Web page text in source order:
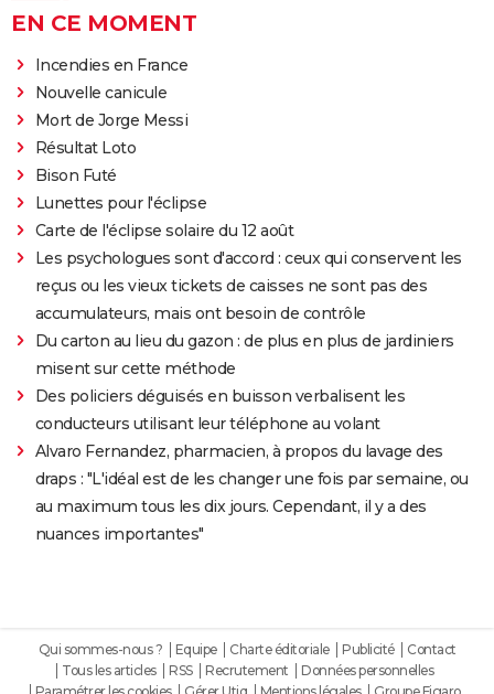
EN CE MOMENT
Incendies en France
Nouvelle canicule
Mort de Jorge Messi
Résultat Loto
Bison Futé
Lunettes pour l'éclipse
Carte de l'éclipse solaire du 12 août
Les psychologues sont d'accord : ceux qui conservent les
reçus ou les vieux tickets de caisses ne sont pas des
accumulateurs, mais ont besoin de contrôle
Du carton au lieu du gazon : de plus en plus de jardiniers
misent sur cette méthode
Des policiers déguisés en buisson verbalisent les
conducteurs utilisant leur téléphone au volant
Alvaro Fernandez, pharmacien, à propos du lavage des
draps : "L'idéal est de les changer une fois par semaine, ou
au maximum tous les dix jours. Cependant, il y a des
nuances importantes"
Qui sommes-nous ? Equipe Charte éditoriale Publicité
Contact
Tous les articles
RSS Recrutement
Données personnelles